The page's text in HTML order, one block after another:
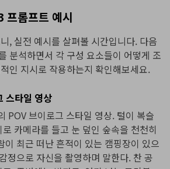
프롬프트 예시
, 실전 예시를 살펴볼 시간입니다. 다음
분석하면서 각 구성 요소들이 어떻게 조
인 지시로 작용하는지 확인해보세요.
스타일 영상
POV 브이로그 스타일 영상. 털이 복슬
카메라를 들고 눈 덮인 숲속을 천천히
이 최근 떠난 흔적이 있는 캠핑장이 있으
정으로 자신을 촬영하며 말한다. 찬 공